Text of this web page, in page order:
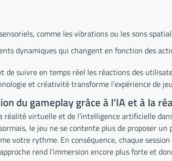
comme les vibrations ou les sons
dynamiques qui changent en fonction des
de suivre en temps réel les réactions des
et créativité transforme l’expérience de
du gameplay grâce à l’IA et à la
réalité virtuelle et de l’intelligence artificielle
le jeu ne se contente plus de proposer
votre rythme. En conséquence, chaque
rend l’immersion encore plus forte et